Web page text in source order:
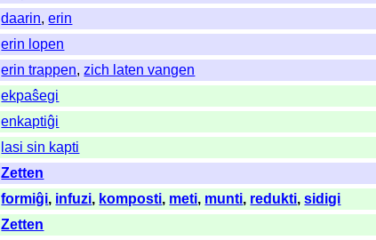
daarin,erin
erin lopen
erin trappen,zich laten vangen
ekpaŝegi
enkaptiĝi
lasi sin kapti
Zetten
formiĝi, infuzi, komposti, meti, munti, redukti,sidigi
Zetten